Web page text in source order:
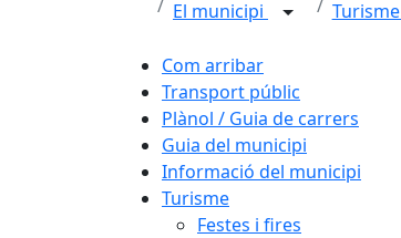
El municipi Turisme
Com arribar
Transport públic
Plànol / Guia de carrers
Guia del municipi
Informació del municipi
Turisme
Festes i fires